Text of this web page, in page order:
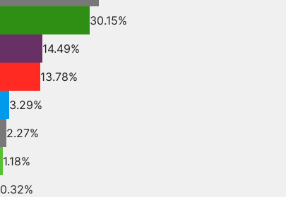
30.15%
14.49%
13.78%
3.29%
2.27%
1.18%
0.32%